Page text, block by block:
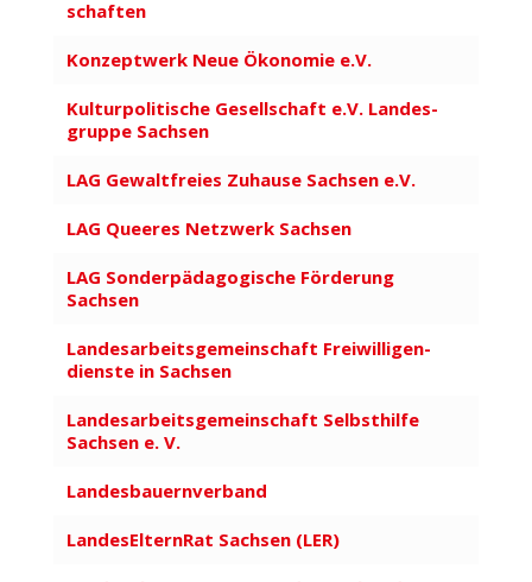
schaften
Konzeptwerk Neue Ökonomie e.V.
Kultur­po­li­tische Gesell­schaft e.V. Landes­
gruppe Sachsen
LAG Gewalt­freies Zuhause Sachsen e.V.
LAG Queeres Netzwerk Sachsen
LAG Sonderpädagogische Förderung
Sachsen
Landes­ar­beits­ge­mein­schaft Frei­wil­li­gen­
dienste in Sachsen
Landes­ar­beits­ge­mein­schaft Selbst­hilfe
Sachsen e. V.
Landes­bau­ern­verband
Landes­El­ternRat Sachsen (LER)